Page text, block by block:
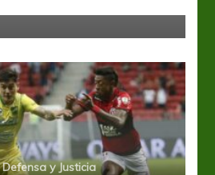
Defensa y Justicia